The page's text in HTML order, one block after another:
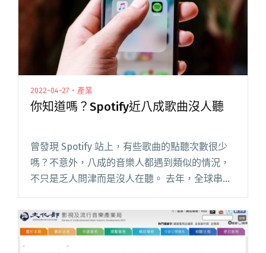
2022-04-27・產業
你知道嗎？Spotify近八成歌曲沒人聽
曾發現 Spotify 站上，有些歌曲的點聽次數很少
嗎？不意外，八成的音樂人都遇到類似的情況，
不只是乏人問津而是沒人在聽。 去年，全球串流
音樂龍頭 Spotify 成立 Loud & Clear，目的是為
了讓業內資訊更透明化。Mus閱讀全文 "你知道
嗎？Spotify近八成歌曲沒人聽"